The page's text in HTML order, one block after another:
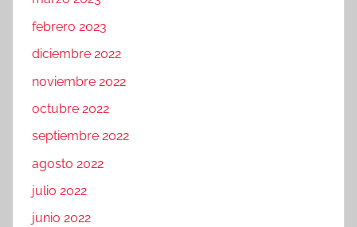
febrero 2023
diciembre 2022
noviembre 2022
octubre 2022
septiembre 2022
agosto 2022
julio 2022
junio 2022